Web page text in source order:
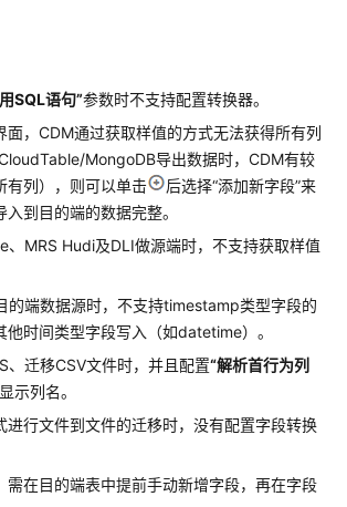
SQL语句”参数时不支持配置转换器。
面，CDM通过获取样值的方式无法获得所有列
MongoDB导出数据时，CDM有较
有列），则可以单击
后选择“添加新字段”来
到目的端的数据完整。
、MRS Hudi及DLI做源端时，不支持获取样值
的端数据源时，不支持timestamp类型字段的
他时间类型字段写入（如datetime）。
、迁移CSV文件时，并且配置“解析首行为列
示列名。
进行文件到文件的迁移时，没有配置字段转换
需在目的端表中提前手动新增字段，再在字段